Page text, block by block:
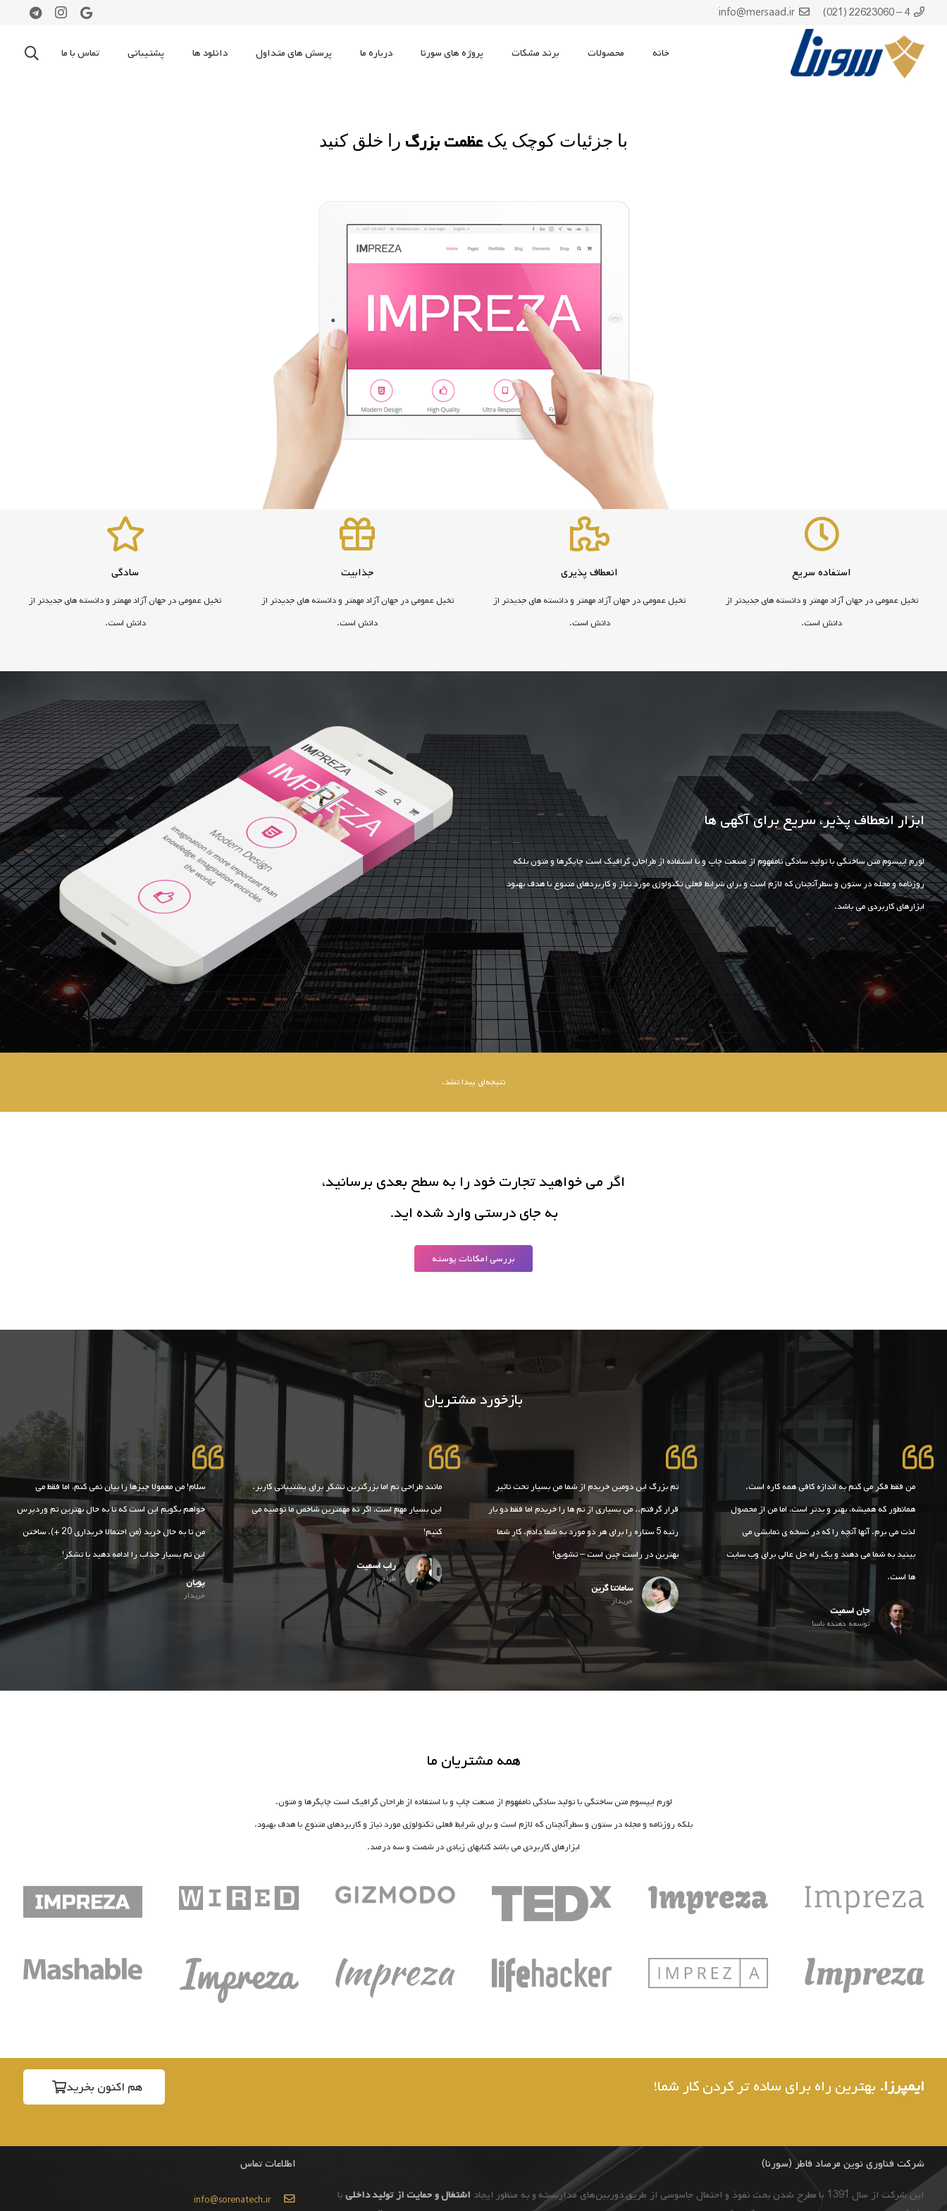
4 – 22623060 (021)
info@mersaad.ir
خانه محصولات برند مشکات پروژه های سورنا درباره ما پرسش های متداول دانلود ها پشتیبانی تماس با ما
با جزئیات کوچک یکعظمت بزرگ را خلق کنید
استفاده سریع
تخیل عمومی در جهان آزاد مهمتر و دانسته های جدیدتر از
دانش است.
انعطاف پذیری
تخیل عمومی در جهان آزاد مهمتر و دانسته های جدیدتر از
دانش است.
جذابیت
تخیل عمومی در جهان آزاد مهمتر و دانسته های جدیدتر از
دانش است.
سادگی
تخیل عمومی در جهان آزاد مهمتر و دانسته های جدیدتر از
دانش است.
ابزار انعطاف پذیر، سریع برای آگهی ها
لورم ایپسوم متن ساختگی با تولید سادگی نامفهوم از صنعت چاپ و با استفاده از طراحان گرافیک است چاپگرها و متون بلکه
روزنامه و مجله در ستون و سطرآنچنان که لازم است و برای شرایط فعلی تکنولوژی مورد نیاز و کاربردهای متنوع با هدف بهبود
ابزارهای کاربردی می باشد.
نتیجه‌ای پیدا نشد.
اگر می خواهید تجارت خود را به سطح بعدی برسانید،
به جای درستی وارد شده اید.
بررسی امکانات پوسته
بازخورد مشتریان
من فقط فکر می کنم به اندازه کافی همه کاره است.
همانطور که همیشه، بهتر و بدتر است، اما من از محصول
لذت می برم. آنها آنچه را که در نسخه ی نمایشی می
بینید به شما می دهند و یک راه حل عالی برای وب سایت
ها است.
جان اسمیت
توسعه دهنده ناسا
تم بزرگ این دومین خریدم از شما من بسیار تحت تاثیر
قرار گرفتم.. من بسیاری از تم ها را خریدم اما فقط دو بار
رتبه 5 ستاره را برای هر دو مورد به شما دادم. کار شما
بهترین در راست چین است – تشویق!
سامانتا گرین
خریدار
مانند طراحی تم اما بزرگترین تشکر برای پشتیبانی کاربر.
این بسیار مهم است، اگر نه مهمترین شاخص ما توصیه می
کنیم!
راب اسمیت
طراح
سلام! من معمولا چیزها را بیان نمی کنم، اما فقط می
خواهم بگویم این است که تا به حال بهترین تم وردپرس
من تا به حال خرید (من احتمالا خریداری 20 +). ساختن
این تم بسیار جذاب را ادامه دهید با تشکر!
پویان
خریدار
همه مشتریان ما
لورم ایپسوم متن ساختگی با تولید سادگی نامفهوم از صنعت چاپ و با استفاده از طراحان گرافیک است چاپگرها و متون.
بلکه روزنامه و مجله در ستون و سطرآنچنان که لازم است و برای شرایط فعلی تکنولوژی مورد نیاز و کاربردهای متنوع با هدف بهبود.
ابزارهای کاربردی می باشد کتابهای زیادی در شصت و سه درصد.
ایمپرزا. بهترین راه برای ساده تر کردن کار شما! هم اکنون بخرید
شرکت فناوری نوین مرصاد فاطر (سورنا)
این شرکت از سال 1391 با مطرح شدن بحث نفوذ و احتمال جاسوسی از طریق دوربین‌های مداربسته و به ‌منظور ایجاد اشتغال و حمایت از تولید داخلیبا
اطلاعات تماس
info@sorenatech.ir